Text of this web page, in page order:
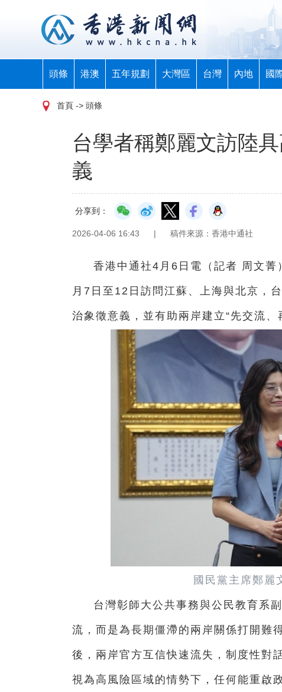
頭條 港澳 五年規劃 大灣區 台灣 內地 國
首頁 -> 頭條
台學者稱鄭麗文訪陸
義
分享到：
2026-04-06 16:43 | 稿件來源：香港中通社
香港中通社4月6日電（ 記者 周文菁
月7日至12日訪問江蘇、上海與北京，
治象徵意義，並有助兩岸建立“先交流、
國民黨主席鄭麗
台灣彰師大公共事務與公民教育系
流，而是為長期僵滯的兩岸關係打開難
後，兩岸官方互信快速流失，制度性對
視為高風險區域的情勢下，任何能重啟